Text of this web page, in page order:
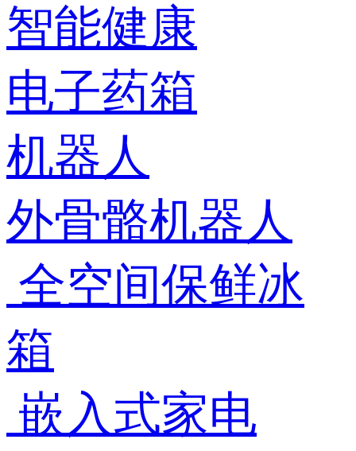
智能健康
电子药箱
机器人
外骨骼机器人
全空间保鲜冰
箱
嵌入式家电